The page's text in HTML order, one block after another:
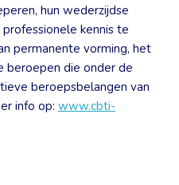
hun wederzijdse
kennis te
permanente vorming, het
beroepen die onder de
beroepsbelangen van
info op: www.cbti-